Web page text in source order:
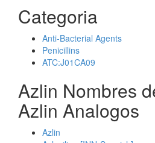
Categoria
Anti-Bacterial Agents
Penicillins
ATC:J01CA09
Azlin Nombres
Azlin Analogos
Azlin